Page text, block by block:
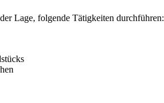
Lage, folgende Tätigkeiten durchführen: